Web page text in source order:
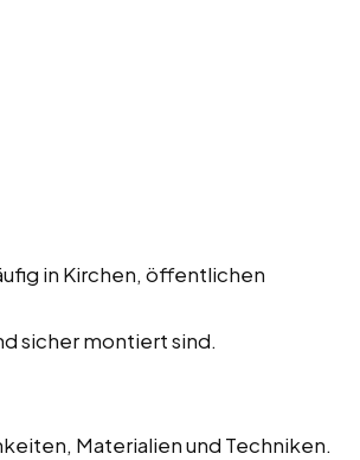
in Kirchen, öffentlichen
sicher montiert sind.
Materialien und Techniken.